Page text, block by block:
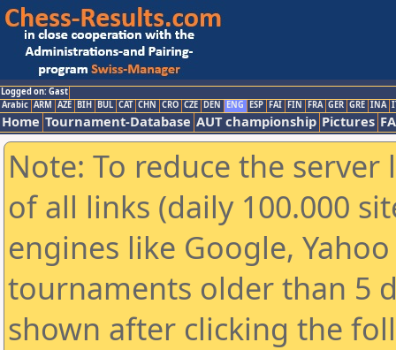
Logged on: Gast
Arabic ARM AZE BIH BUL CAT CHN CRO CZE DEN ENG ESP FAI FIN FRA GER GRE INA
Home Tournament-Database AUT championship Pictures
Note: To reduce the
of all links (daily 100.000
engines like Google,
tournaments older than 5
shown after clicking the